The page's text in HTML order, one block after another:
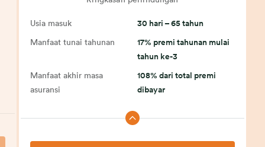
Usia masuk 30 hari – 65 tahun
Manfaat tunai tahunan
17% premi tahunan mulai
tahun ke-3
Manfaat akhir masa
asuransi
108% dari total premi
dibayar